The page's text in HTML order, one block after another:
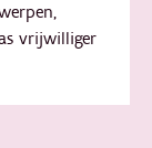
vrijwilliger